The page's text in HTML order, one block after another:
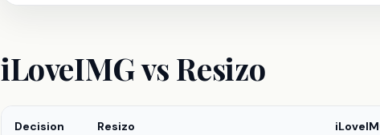
iLoveIMG vs Resizo
Decision Resizo